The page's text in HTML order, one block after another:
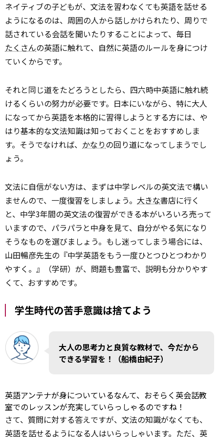
ネイティブの子どもが、文法を習わなくても英語を話せる
ようになるのは、周囲の人から話しかけられたり、周りで
話されている会話を聞いたりすることによって、毎日
たくさんの英語に触れて、自然に英語のルールを身につけ
ていくからです。
それと同じ道をたどろうとしたら、四六時中英語に触れ続
けるくらいの努力が必要です。日本にいながら、特に大人
になってから英語を本格的に習得しようとする方には、や
はり基本的な文法知識は知っておくことをおすすめしま
す。そうでなければ、 かなりの回り道になってしまうでし
ょう。
文法に自信がない方は、まずは中学レベルの英文法で構い
ませんので、一度復習をしましょう。 大きな書店に行く
と、中学3年間の英文法の復習ができる本がいろいろ売って
いますので、パラパラと中身を見て、自分がやる気になり
そうなものを選びましょう。もし迷ってしまう場合には、
山田暢彦先生の『中学英語をもう一度ひとつひとつわかり
やすく。』（学研）が、問題も豊富で、説明も分かりやす
くて、おすすめです。
学生時代の苦手意識は捨てよう
大人の思考力と良質な教材で、今だから
できる学習を！（船橋由紀子）
英語アンテナが身についているなんて、おそらく英会話教
室でのレッスンが充実していらっしゃるのですね！
さて、質問に対する答えですが、文法の知識がなくても、
英語を話せるようになる人はいらっしゃいます。ただ、英